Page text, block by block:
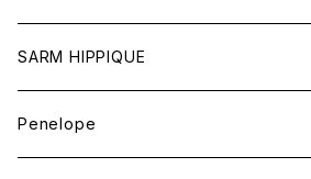
SARM HIPPIQUE
Penelope